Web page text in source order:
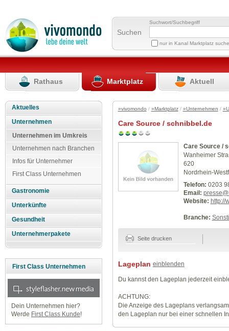
Suchen
Suchwort/Suchbegriff
nur in Kanal Marktplatz
Rathaus Marktplatz Aktuell
Aktuelles
Unternehmen
Unternehmen im Umkreis
Unternehmen nach Branchen
Infos für Unternehmer
First Class Unternehmen
Gastronomie
Unterkünfte
Gesundheit
Unternehmerpakete
First Class Unternehmen
Dein Unternehmen hier?
Werde First Class Kunde!
»vivomondo / »Marktplatz/ »Unternehmen /
Care Source / schnibbel.de
Care Source /
Wanheimer
620
Nordrhein-
Telefon: 0203
Email:
Website: http://
Branche:
Seite drucken
Lageplan einblenden
Du kannst den Lageplan jederzeit
ACHTUNG:
Die Anzeige des Lageplans
den Lageplan nur bei einer schnellen